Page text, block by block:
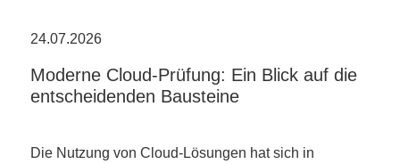
24.07.2026
Moderne Cloud-Prüfung: Ein Blick auf die
entscheidenden Bausteine
Die Nutzung von Cloud-Lösungen hat sich in